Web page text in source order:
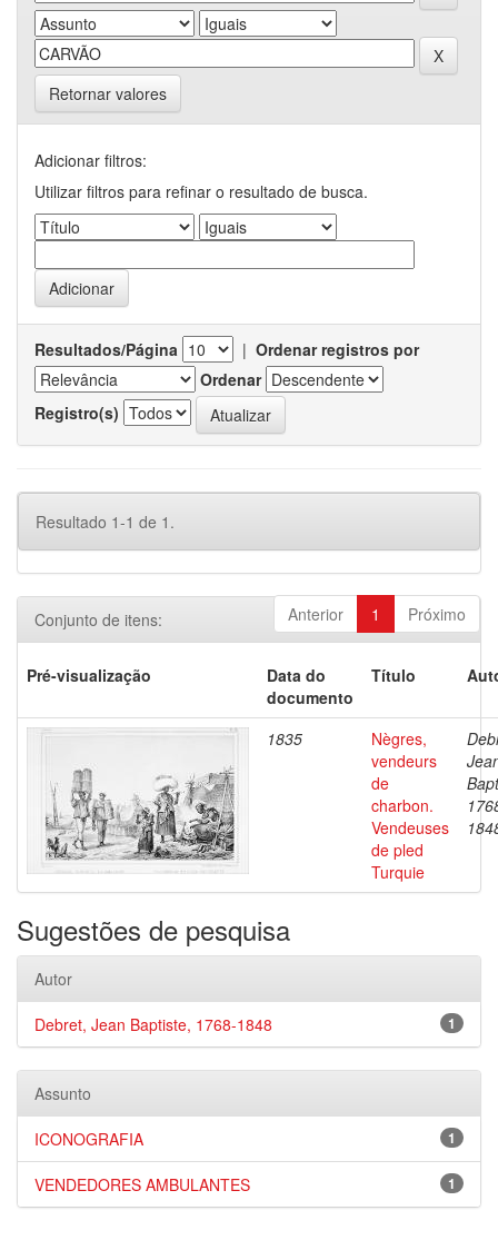
Retornar valores
Adicionar filtros:
Utilizar filtros para refinar o resultado de busca.
Resultados/Página | Ordenar registros por
Ordenar
Registro(s)
Resultado 1-1 de 1.
Anterior 1 Próximo
Conjunto de itens:
Pré-visualização
Data do
documento
Título
1835
Nègres,
vendeurs
de
charbon.
Vendeuses
de pled
Turquie
Sugestões de pesquisa
Autor
1
Debret, Jean Baptiste, 1768-1848
Assunto
1
ICONOGRAFIA
1
VENDEDORES AMBULANTES